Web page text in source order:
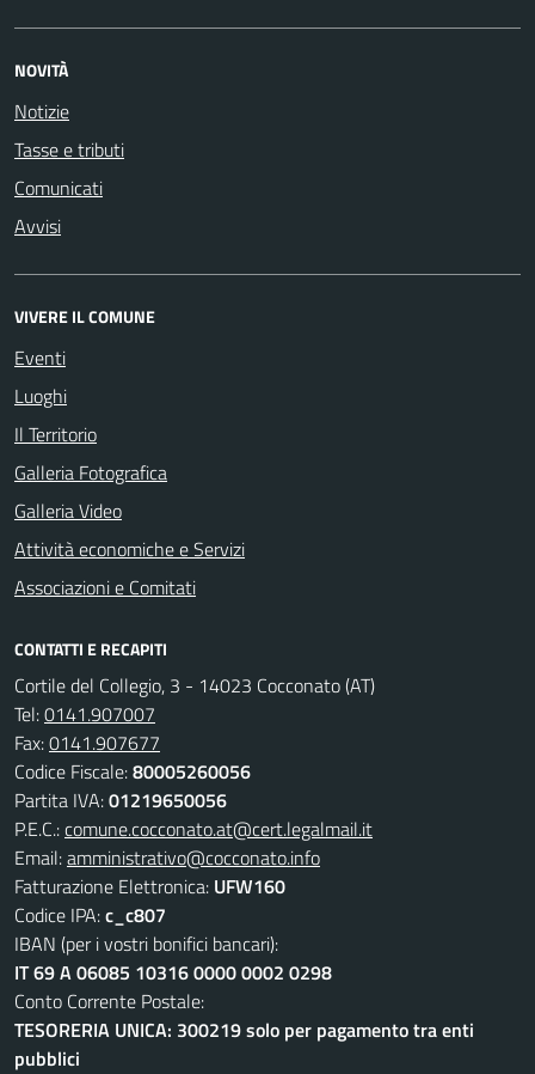
NOVITÀ
Notizie
Tasse e tributi
Comunicati
Avvisi
VIVERE IL COMUNE
Eventi
Luoghi
Il Territorio
Galleria Fotografica
Galleria Video
Attività economiche e Servizi
Associazioni e Comitati
CONTATTI E RECAPITI
Cortile del Collegio, 3 - 14023 Cocconato (AT)
Tel:0141.907007
Fax:0141.907677
Codice Fiscale:80005260056
Partita IVA:01219650056
P.E.C.:comune.cocconato.at@cert.legalmail.it
Email:amministrativo@cocconato.info
Fatturazione Elettronica: UFW160
Codice IPA:c_c807
IBAN (per i vostri bonifici bancari):
IT 69 A 06085 10316 0000 0002 0298
Conto Corrente Postale:
TESORERIA UNICA: 300219 solo per pagamento tra enti
pubblici